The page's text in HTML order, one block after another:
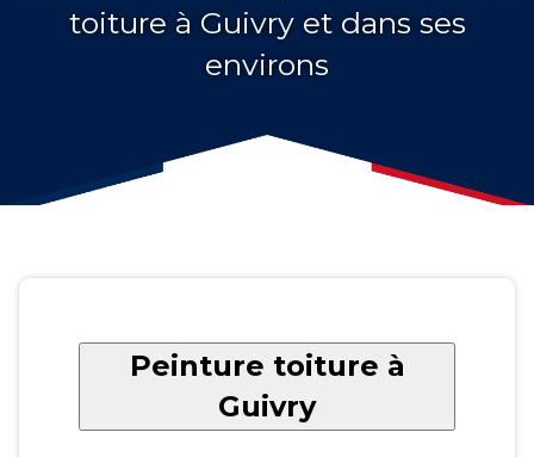
toiture à Guivry et dans ses
environs
Peinture toiture à
Guivry